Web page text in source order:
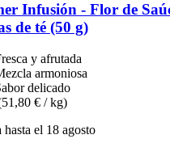
Infusión -​ Flor de
de té (50 g)
y afrutada
armoniosa
delicado
€ / kg)
hasta el 18 agosto